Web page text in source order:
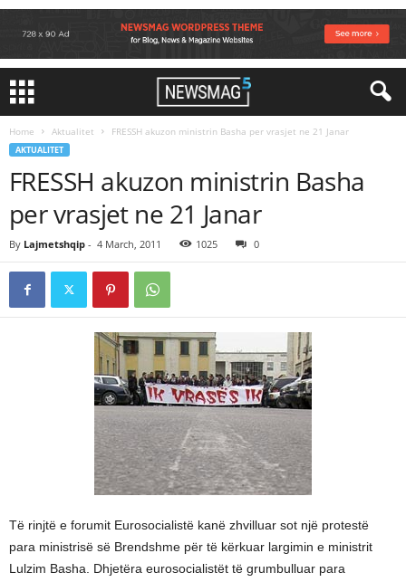
Home Aktualitet FRESSH akuzon ministrin Basha per vrasjet ne 21 Janar
AKTUALITET
FRESSH akuzon ministrin Basha
per vrasjet ne 21 Janar
By Lajmetshqip - 4 March, 2011 1025 0
Të rinjtë e forumit Eurosocialistë kanë zhvilluar sot një protestë
para ministrisë së Brendshme për të kërkuar largimin e ministrit
Lulzim Basha. Dhjetëra eurosocialistët të grumbulluar para